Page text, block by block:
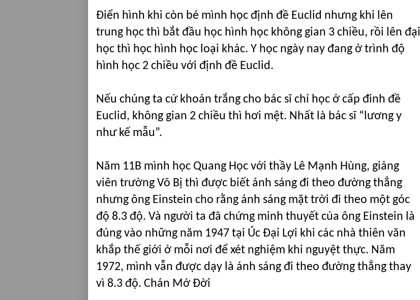
Điển hình khi còn bé mình học định đề Euclid nhưng khi lên
trung học thì bắt đầu học hình học không gian 3 chiều, rồi lên đại
học thì học hình học loại khác. Y học ngày nay đang ở trình độ
hình học 2 chiều với định đề Euclid.
Nếu chúng ta cứ khoán trắng cho bác sĩ chỉ học ở cấp đinh đề
Euclid, không gian 2 chiều thì hơi mệt. Nhất là bác sĩ “lương y
như kế mẫu”.
Năm 11B mình học Quang Học với thầy Lê Mạnh Hùng, giảng
viên trường Võ Bị thì được biết ánh sáng đi theo đường thẳng
nhưng ông Einstein cho rằng ánh sáng mặt trời đi theo một góc
độ 8.3 độ. Và người ta đã chứng minh thuyết của ông Einstein là
đúng vào những năm 1947 tại Úc Đại Lợi khi các nhà thiên văn
khắp thế giới ở mỗi nơi để xét nghiệm khi nguyệt thực. Năm
1972, mình vẫn được dạy là ánh sáng đi theo đường thẳng thay
vì 8.3 độ. Chán Mớ Đời